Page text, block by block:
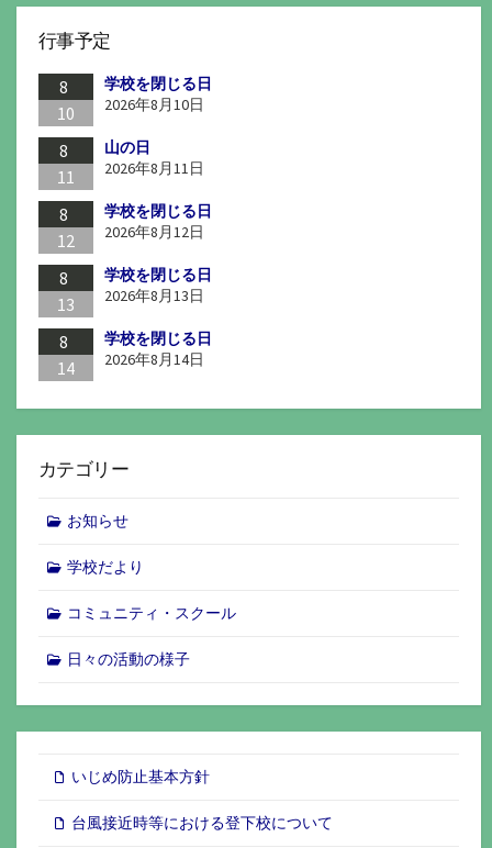
行事予定
8
10
学校を閉じる日
2026年8月10日
8
11
山の日
2026年8月11日
8
12
学校を閉じる日
2026年8月12日
8
13
学校を閉じる日
2026年8月13日
8
14
学校を閉じる日
2026年8月14日
カテゴリー
お知らせ
学校だより
コミュニティ・スクール
日々の活動の様子
いじめ防止基本方針
台風接近時等における登下校について